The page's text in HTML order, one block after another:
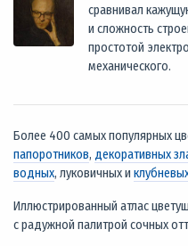
сравнивал
и сложность
простотой
механического.
Более 400 самых популярных
папоротников, декоративных
водных, луковичных и
Иллюстрированный атлас
с радужной палитрой сочных